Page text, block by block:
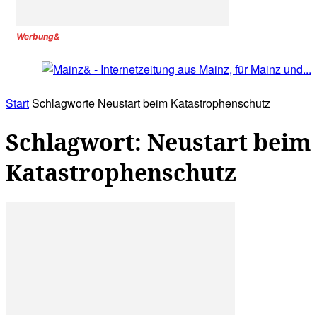
Werbung&
StartSchlagworte Neustart beim Katastrophenschutz
Schlagwort: Neustart beim
Katastrophenschutz